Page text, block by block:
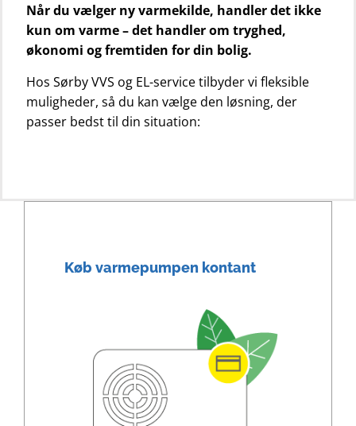
Når du vælger ny varmekilde, handler det ikke
kun om varme – det handler om tryghed,
økonomi og fremtiden for din bolig.
Hos Sørby VVS og EL-service tilbyder vi fleksible
muligheder, så du kan vælge den løsning, der
passer bedst til din situation:
Køb varmepumpen kontant